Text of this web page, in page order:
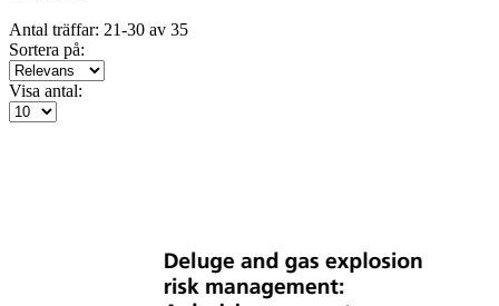
Antal träffar: 21-30 av 35
Sortera på:
Visa antal: